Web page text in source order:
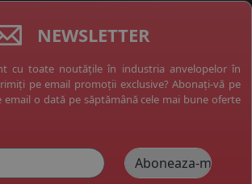
NEWSLETTER
cu toate noutățile în industria anvelopelor în
pe email promoții exclusive? Abonați-vă pe
o dată pe săptămână cele mai bune oferte